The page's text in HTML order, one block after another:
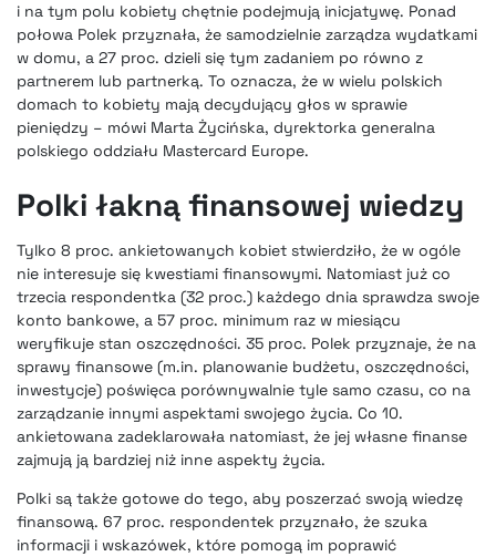
i na tym polu kobiety chętnie podejmują inicjatywę. Ponad
połowa Polek przyznała, że samodzielnie zarządza wydatkami
w domu, a 27 proc. dzieli się tym zadaniem po równo z
partnerem lub partnerką. To oznacza, że w wielu polskich
domach to kobiety mają decydujący głos w sprawie
pieniędzy – mówi Marta Życińska, dyrektorka generalna
polskiego oddziału Mastercard Europe.
Polki łakną finansowej wiedzy
Tylko 8 proc. ankietowanych kobiet stwierdziło, że w ogóle
nie interesuje się kwestiami finansowymi. Natomiast już co
trzecia respondentka (32 proc.) każdego dnia sprawdza swoje
konto bankowe, a 57 proc. minimum raz w miesiącu
weryfikuje stan oszczędności. 35 proc. Polek przyznaje, że na
sprawy finansowe (m.in. planowanie budżetu, oszczędności,
inwestycje) poświęca porównywalnie tyle samo czasu, co na
zarządzanie innymi aspektami swojego życia. Co 10.
ankietowana zadeklarowała natomiast, że jej własne finanse
zajmują ją bardziej niż inne aspekty życia.
Polki są także gotowe do tego, aby poszerzać swoją wiedzę
finansową. 67 proc. respondentek przyznało, że szuka
informacji i wskazówek, które pomogą im poprawić